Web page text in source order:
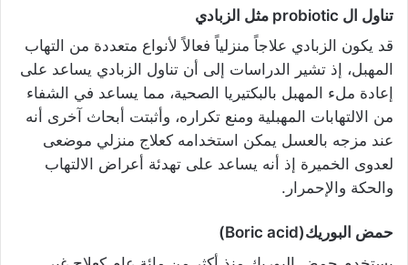
تناول ال probiotic مثل الزبادي
قد يكون الزبادي علاجاً منزلياً فعالاً لأنواع متعددة من التهاب
المهبل، إذ تشير الدراسات إلى أن تناول الزبادي يساعد على
إعادة ملء المهبل بالبكتيريا الصحية، مما يساعد في الشفاء
من الالتهابات المهبلية ومنع تكراره، وأثبتت أبحاث آخرى أنه
عند مزجه بالعسل يمكن استخدامه كعلاج منزلي موضعى
لعدوى الخميرة إذ أنه يساعد على تهدئة أعراض الالتهاب
والحكة والإحمرار.
حمض البوريك(Boric acid)